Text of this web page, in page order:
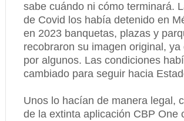
sabe cuándo ni cómo terminará.
de Covid los había detenido en
en 2023 banquetas, plazas y
recobraron su imagen original, ya
por algunos. Las condiciones
cambiado para seguir hacia
Unos lo hacían de manera legal,
de la extinta aplicación CBP One